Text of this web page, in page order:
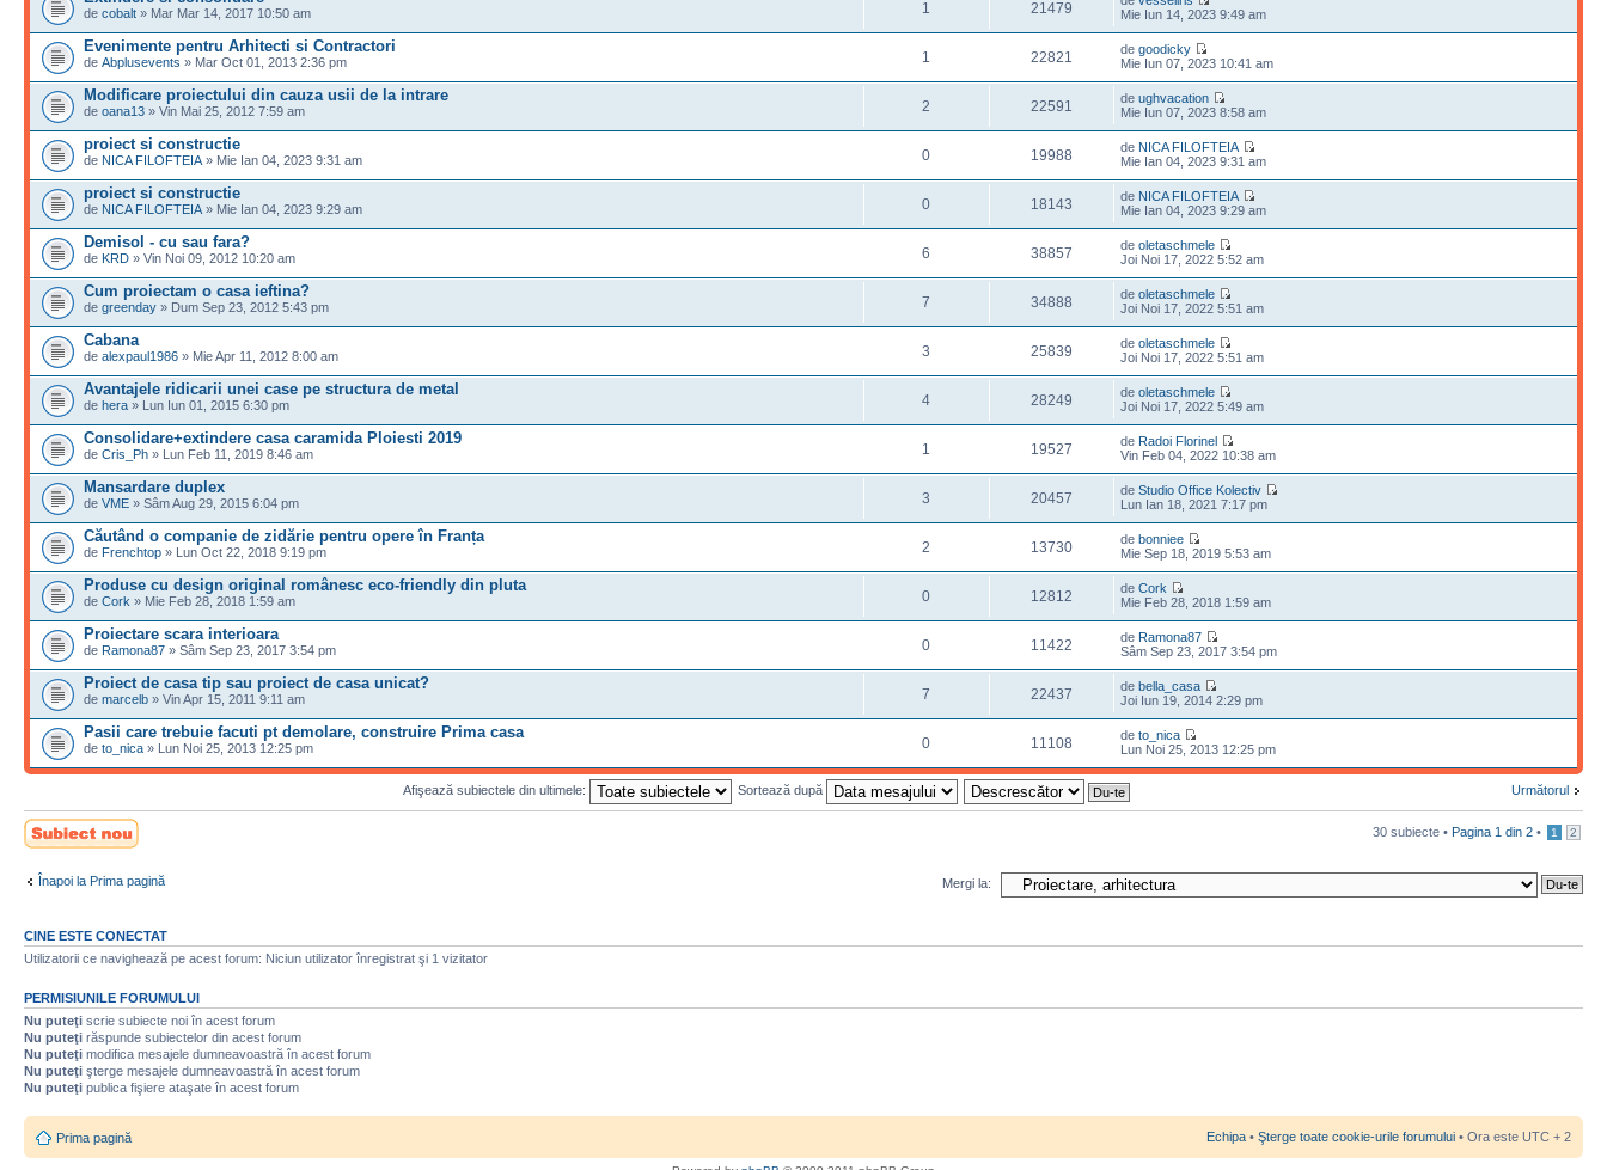
de cobalt » Mar Mar 14, 2017 10:50 am 1 21479
Mie Iun 14, 2023 9:49 am
Evenimente pentru Arhitecti si Contractori
de Abplusevents » Mar Oct 01, 2013 2:36 pm 1 22821 degoodicky
Mie Iun 07, 2023 10:41 am
Modificare proiectului din cauza usii de la intrare
de oana13 » Vin Mai 25, 2012 7:59 am 2 22591 deughvacation
Mie Iun 07, 2023 8:58 am
proiect si constructie
de NICA FILOFTEIA » Mie Ian 04, 2023 9:31 am 0 19988 de NICA FILOFTEIA
Mie Ian 04, 2023 9:31 am
proiect si constructie
de NICA FILOFTEIA » Mie Ian 04, 2023 9:29 am 0 18143 de NICA FILOFTEIA
Mie Ian 04, 2023 9:29 am
Demisol - cu sau fara?
de KRD » Vin Noi 09, 2012 10:20 am 6 38857 deoletaschmele
Joi Noi 17, 2022 5:52 am
Cum proiectam o casa ieftina?
de greenday » Dum Sep 23, 2012 5:43 pm 7 34888 deoletaschmele
Joi Noi 17, 2022 5:51 am
Cabana
de alexpaul1986 » Mie Apr 11, 2012 8:00 am 3 25839 deoletaschmele
Joi Noi 17, 2022 5:51 am
Avantajele ridicarii unei case pe structura de metal
de hera » Lun Iun 01, 2015 6:30 pm 4 28249 deoletaschmele
Joi Noi 17, 2022 5:49 am
Consolidare+extindere casa caramida Ploiesti 2019
de Cris_Ph » Lun Feb 11, 2019 8:46 am 1 19527 de Radoi Florinel
Vin Feb 04, 2022 10:38 am
Mansardare duplex
de VME » Sâm Aug 29, 2015 6:04 pm 3 20457 deStudio Office Kolectiv
Lun Ian 18, 2021 7:17 pm
Căutând o companie de zidărie pentru opere în Franța
de Frenchtop » Lun Oct 22, 2018 9:19 pm 2 13730 debonniee
Mie Sep 18, 2019 5:53 am
Produse cu design original românesc eco-friendly din pluta
de Cork » Mie Feb 28, 2018 1:59 am 0 12812 deCork
Mie Feb 28, 2018 1:59 am
Proiectare scara interioara
de Ramona87 » Sâm Sep 23, 2017 3:54 pm 0 11422 de Ramona87
Sâm Sep 23, 2017 3:54 pm
Proiect de casa tip sau proiect de casa unicat?
de marcelb » Vin Apr 15, 2011 9:11 am 7 22437 debella_casa
Joi Iun 19, 2014 2:29 pm
Pasii care trebuie facuti pt demolare, construire Prima casa
de to_nica » Lun Noi 25, 2013 12:25 pm 0 11108 deto_nica
Lun Noi 25, 2013 12:25 pm
Următorul
Afişează subiectele din ultimele: Sortează după
Scrie un subiect
nou
30 subiecte • Pagina 1 din 2 • 1 2
Înapoi la Prima pagină Mergi la:
CINE ESTE CONECTAT
Utilizatorii ce navighează pe acest forum: Niciun utilizator înregistrat şi 1 vizitator
PERMISIUNILE FORUMULUI
Nu puteţi scrie subiecte noi în acest forum
Nu puteţi răspunde subiectelor din acest forum
Nu puteţi modifica mesajele dumneavoastră în acest forum
Nu puteţi şterge mesajele dumneavoastră în acest forum
Nu puteţi publica fişiere ataşate în acest forum
Prima pagină Echipa • Şterge toate cookie-urile forumului • Ora este UTC + 2